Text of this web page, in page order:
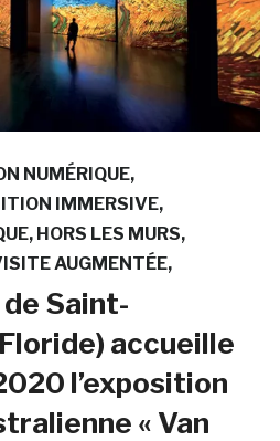
NUMÉRIQUE
IMMERSIVE
HORS LES MURS
AUGMENTÉE
Saint-
accueille
l’exposition
« Van